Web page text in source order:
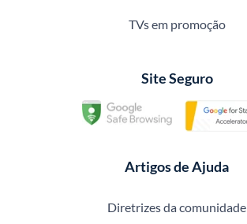
TVs em promoção
Site Seguro
Artigos de Ajuda
Diretrizes da comunidade